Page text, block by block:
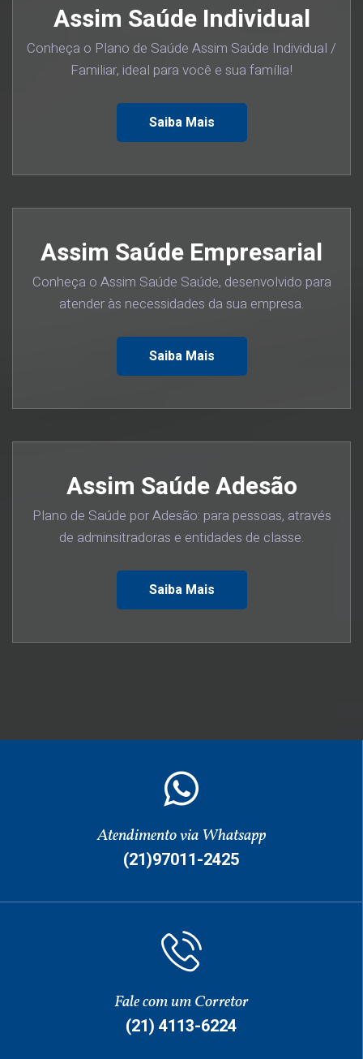
Assim Saúde Individual
Conheça o Plano de Saúde Assim Saúde Individual /
Familiar, ideal para você e sua família!
Saiba Mais
Assim Saúde Empresarial
Conheça o Assim Saúde Saúde, desenvolvido para
atender às necessidades da sua empresa.
Saiba Mais
Assim Saúde Adesão
Plano de Saúde por Adesão: para pessoas, através
de adminsitradoras e entidades de classe.
Saiba Mais
Atendimento via Whatsapp
(21)97011-2425
Fale com um Corretor
(21) 4113-6224